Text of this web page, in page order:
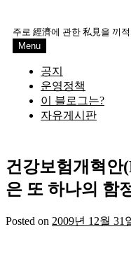
content
주로 經濟에 관한 私見을 끼
Menu
공지
운영정책
이 블로그는?
자유게시판
건강보험개혁안
은 또 하나의 함
Posted on 2009년 12월 31